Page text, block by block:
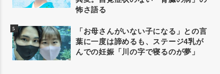
怖さ語る
「お母さんがいない子になる」との言
葉に一度は諦めるも、ステージ4乳が
んでの妊娠「川の字で寝るのが夢」